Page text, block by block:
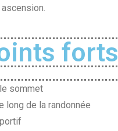
forts
sommet
long de la randonnée